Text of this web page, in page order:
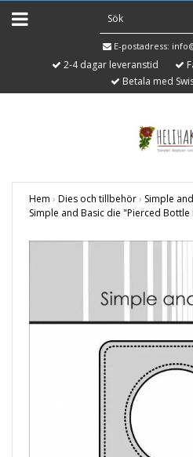
E-postadress:
2-4 dagar leveranstid
Betala med
Hem › Dies och tillbehör› Simple
Simple and Basic die "Pierced Bottle